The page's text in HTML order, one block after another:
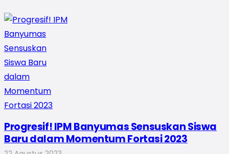
Progresif! IPM Banyumas Sensuskan Siswa
Baru dalam Momentum Fortasi 2023